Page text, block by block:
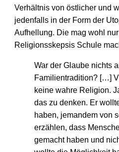
Verhältnis von östlicher und
jedenfalls in der Form der
Aufhellung. Die mag wohl
Religionsskepsis Schule
War der Glaube nichts
Familientradition? […]
keine wahre Religion.
das zu denken. Er
haben, jemandem von
erzählen, dass
gemacht haben und